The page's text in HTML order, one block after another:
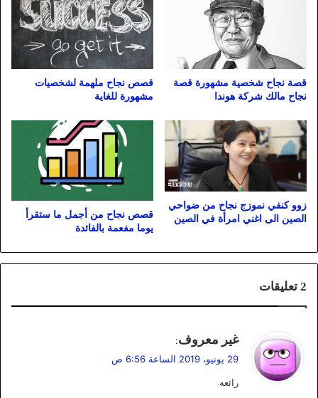
قصة نجاح شخصية مشهورة قصة
نجاح مالك شركة هوندا
قصص نجاح ملهمة لشخصيات
مشهورة للغاية
زوو كنفي نموزج نجاح من ضواحي
الصين الى اغني امرأة في الصين
قصص نجاح من أجمل ما ستقرأ
يوما مفعمة بالفائدة
‫2 تعليقات
ي
ل
غير معروف:
29 يونيو، 2019 الساعة 6:56 ص
رائعه